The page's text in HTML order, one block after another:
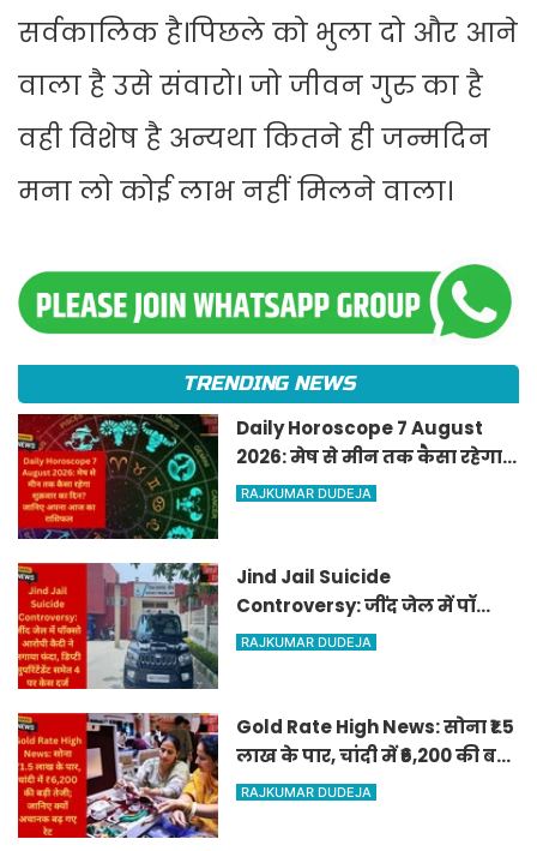
सर्वकालिक है।पिछले को भुला दो और आने
वाला है उसे संवारो। जो जीवन गुरु का है
वही विशेष है अन्यथा कितने ही जन्मदिन
मना लो कोई लाभ नहीं मिलने वाला।
TRENDING NEWS
Daily Horoscope 7 August
2026: मेष से मीन तक कैसा रहेगा
शुक्रवार का दिन? जानिए अपना
RAJKUMAR DUDEJA
Jind Jail Suicide
Controversy: जींद जेल में पॉक्सो
आरोपी कैदी ने लगाया फंदा, डिप्टी
RAJKUMAR DUDEJA
Gold Rate High News: सोना ₹1.5
लाख के पार, चांदी में ₹6,200 की बड़ी
तेजी; जानिए क्यों अचानक बढ़ गए
RAJKUMAR DUDEJA